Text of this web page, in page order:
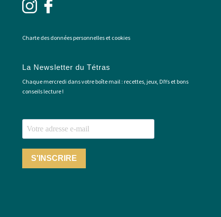
Charte des données personnelles et cookies
La Newsletter du Tétras
Chaque mercredi dans votre boîte mail : recettes, jeux, DIYs et bons
conseils lecture !
S'INSCRIRE